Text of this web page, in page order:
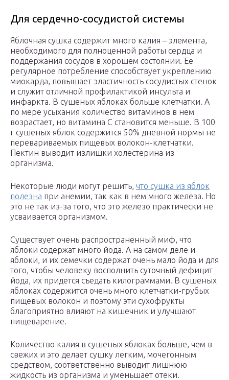
Для сердечно-сосудистой системы
Яблочная сушка содержит много калия – элемента,
необходимого для полноценной работы сердца и
поддержания сосудов в хорошем состоянии. Ее
регулярное потребление способствует укреплению
миокарда, повышает эластичность сосудистых стенок
и служит отличной профилактикой инсульта и
инфаркта. В сушеных яблоках больше клетчатки. А
по мере усыхания количество витаминов в нем
возрастает, но витамина С становится меньше. В 100
г сушеных яблок содержится 50% дневной нормы не
перевариваемых пищевых волокон-клетчатки.
Пектин выводит излишки холестерина из
организма.
Некоторые люди могут решить, что сушка из яблок
полезна при анемии, так как в нем много железа. Но
это не так из-за того, что это железо практически не
усваивается организмом.
Существует очень распространенный миф, что
яблоки содержат много йода. А на самом деле и
яблоки, и их семечки содержат очень мало йода и для
того, чтобы человеку восполнить суточный дефицит
йода, их придется съедать килограммами. В сушеных
яблоках содержится очень много клетчатки-грубых
пищевых волокон и поэтому эти сухофрукты
благоприятно влияют на кишечник и улучшают
пищеварение.
Количество калия в сушеных яблоках больше, чем в
свежих и это делает сушку легким, мочегонным
средством, соответственно выводит лишнюю
жидкость из организма и уменьшает отеки.